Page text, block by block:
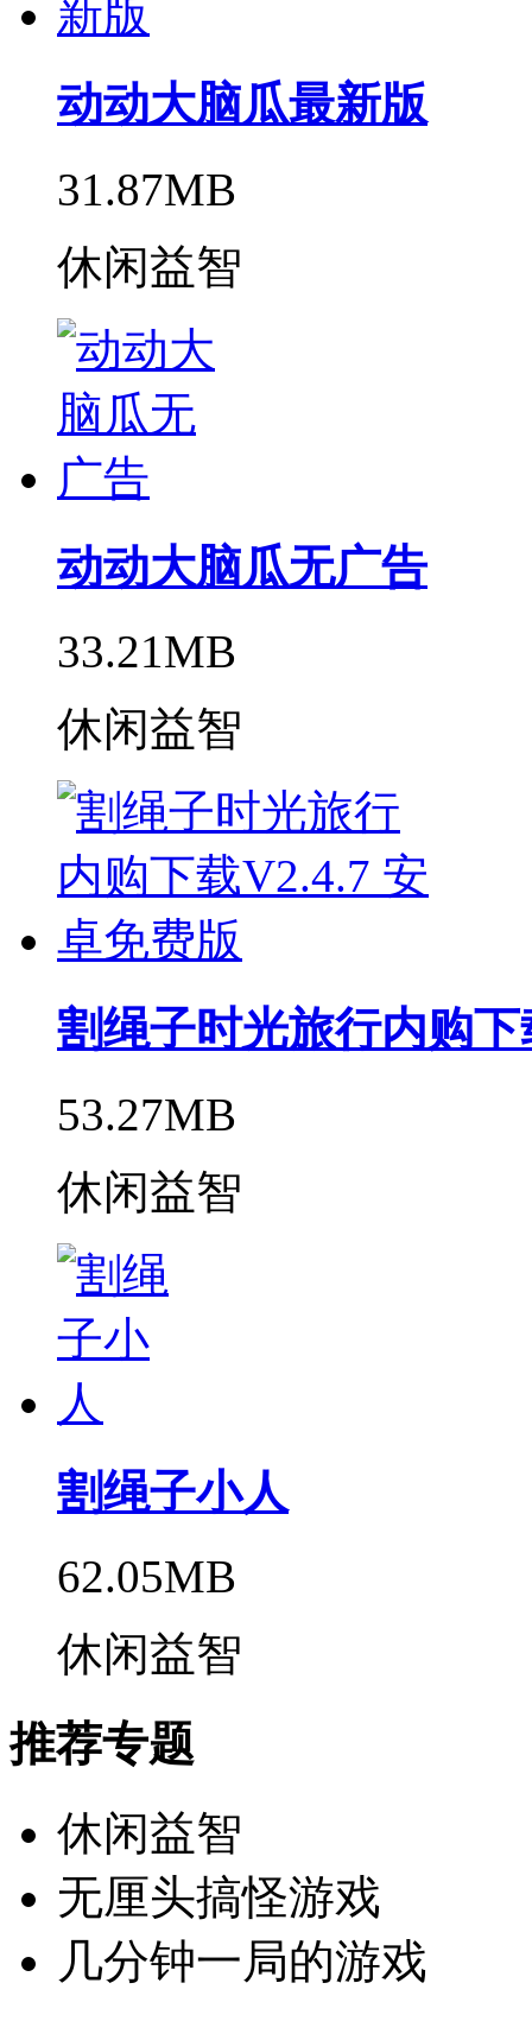
动动大脑瓜最新版
31.87MB
休闲益智
动动大脑瓜无广告
33.21MB
休闲益智
割绳子时光旅行内购
53.27MB
休闲益智
割绳子小人
62.05MB
休闲益智
推荐专题
休闲益智
无厘头搞怪游戏
几分钟一局的游戏